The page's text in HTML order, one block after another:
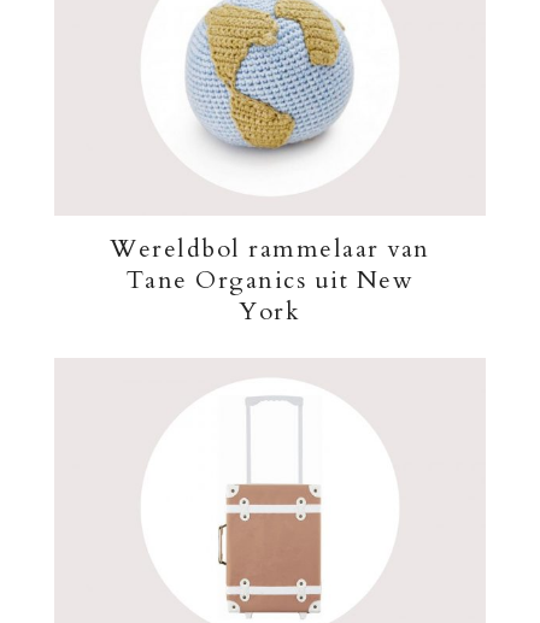
Wereldbol rammelaar van
Tane Organics uit New
York